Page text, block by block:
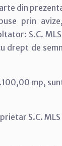
din
prin
S.C. MLS
drept de
mp,
S.C. MLS